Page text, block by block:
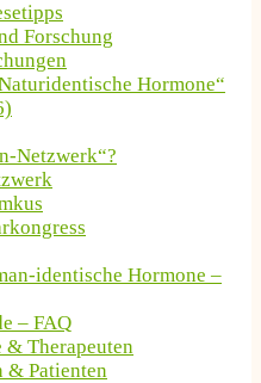
Forschung
Hormone“
Netzwerk“?
identische Hormone –
– FAQ
Therapeuten
& Patienten